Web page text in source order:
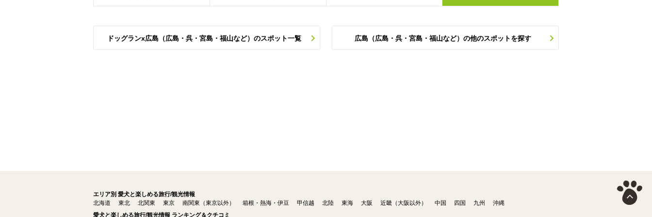
ドッグランx広島（広島・呉・宮島・福山など）のスポット一覧 広島（広島・呉・宮島・福山など）の他のスポットを探す
エリア別 愛犬と楽しめる旅行/観光情報
北海道
東北 北関東 東京 南関東（東京以外） 箱根・熱海・伊豆 甲信越 北陸 東海 大阪 近畿（大阪以外） 中国 四国 九州
沖縄
愛犬と楽しめる旅行/観光情報 ランキング＆クチコミ